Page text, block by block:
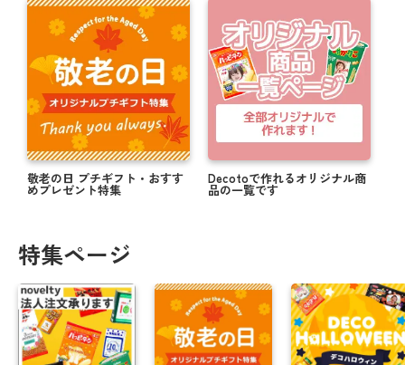
敬老の日 プチギフト・おすす
めプレゼント特集
Decotoで作れるオリジナル商
品の一覧です
特集ページ